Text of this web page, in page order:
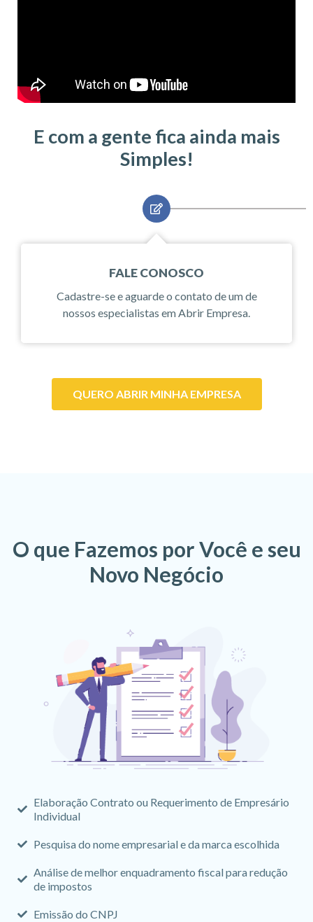
E com a gente fica ainda mais
Simples!
FALE CONOSCO
Cadastre-se e aguarde o contato de um de
nossos especialistas em Abrir Empresa.
QUERO ABRIR MINHA EMPRESA
O que Fazemos por Você e seu
Novo Negócio
Elaboração Contrato ou Requerimento de Empresário
Individual
Pesquisa do nome empresarial e da marca escolhida
Análise de melhor enquadramento fiscal para redução
de impostos
Emissão do CNPJ